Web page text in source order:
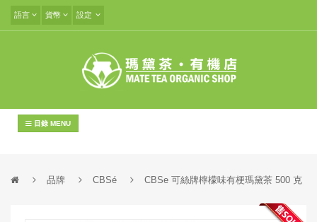
語言 貨幣 設定
目錄 MENU
品牌 CBSé CBSe 可絲牌檸檬味有梗瑪黛茶 500 克